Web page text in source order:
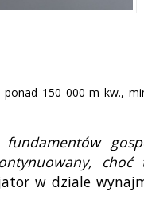
150 000 m kw.,
w dziale